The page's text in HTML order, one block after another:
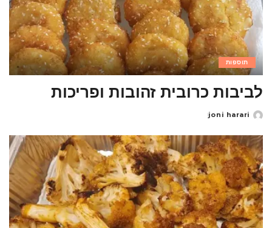
תוספות
לביבות כרובית זהובות ופריכות
Posted
joni harari